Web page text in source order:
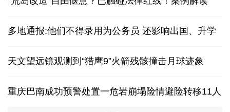
多地通报:他们不得录用为公务员 还影响出国、升学
天文望远镜观测到“猎鹰9”火箭残骸撞击月球迹象
重庆巴南成功预警处置一危岩崩塌险情避险转移11人